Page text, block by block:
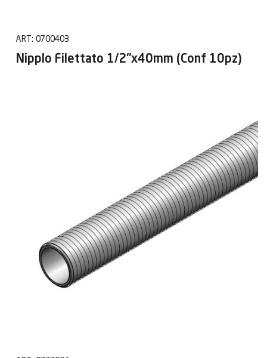
ART: 0700403
Nipplo Filettato 1/2"x40mm (Conf 10pz)